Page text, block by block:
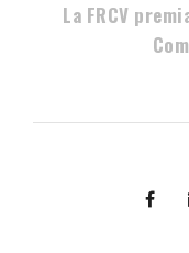
La FRCV